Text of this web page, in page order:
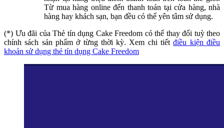
Từ mua hàng online đến thanh toán tại cửa hàng, nhà
hàng hay khách sạn, bạn đều có thể yên tâm sử dụng.
(*) Ưu đãi của Thẻ tín dụng Cake Freedom có thể thay đổi tuỳ theo
chính sách sản phẩm ở từng thời kỳ. Xem chi tiếtđiều kiện điều
khoản sử dụng thẻ tín dụng Cake Freedom